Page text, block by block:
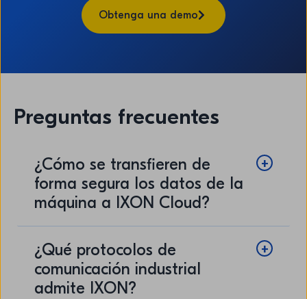
Obtenga una demo
Preguntas frecuentes
¿Cómo se transfieren de
forma segura los datos de la
máquina a IXON Cloud?
¿Qué protocolos de
comunicación industrial
admite IXON?